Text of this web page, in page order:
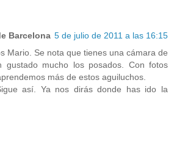
Barcelona 5 de julio de 2011 a las 16:15
Mario. Se nota que tienes una cámara de
gustado mucho los posados. Con fotos
más de estos aguiluchos.
así. Ya nos dirás donde has ido la